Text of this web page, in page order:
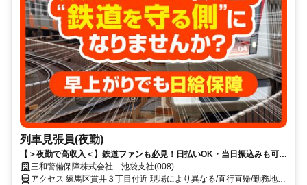
列車見張員(夜勤)
【＞夜勤で高収入＜】鉄道ファンも必見！日払いOK・当日振込みも可能
♪
三和警備保障株式会社 池袋支社(008)
アクセス 練馬区貫井３丁目付近 現場により異なる/直行直帰/勤務地相